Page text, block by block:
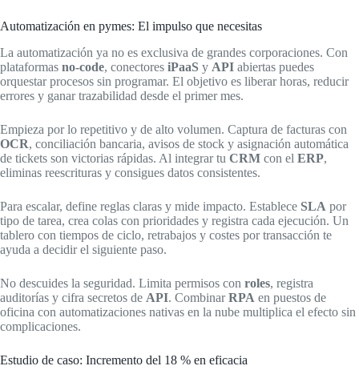
Automatización en pymes: El impulso que necesitas
La automatización ya no es exclusiva de grandes corporaciones. Con
plataformas no-code, conectores iPaaS y API abiertas puedes
orquestar procesos sin programar. El objetivo es liberar horas, reducir
errores y ganar trazabilidad desde el primer mes.
Empieza por lo repetitivo y de alto volumen. Captura de facturas con
OCR, conciliación bancaria, avisos de stock y asignación automática
de tickets son victorias rápidas. Al integrar tu CRM con el ERP,
eliminas reescrituras y consigues datos consistentes.
Para escalar, define reglas claras y mide impacto. Establece SLA por
tipo de tarea, crea colas con prioridades y registra cada ejecución. Un
tablero con tiempos de ciclo, retrabajos y costes por transacción te
ayuda a decidir el siguiente paso.
No descuides la seguridad. Limita permisos con roles, registra
auditorías y cifra secretos de API. CombinarRPA en puestos de
oficina con automatizaciones nativas en la nube multiplica el efecto sin
complicaciones.
Estudio de caso: Incremento del 18 % en eficacia